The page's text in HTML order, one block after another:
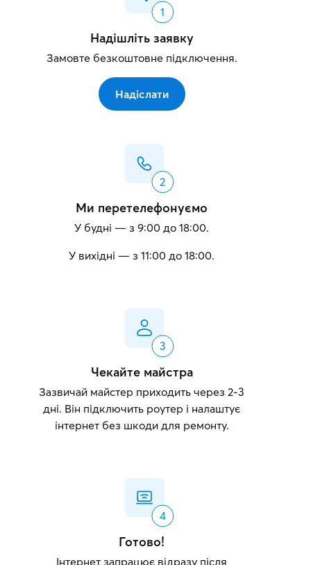
Надішліть заявку
Замовте безкоштовне підключення.
Надіслати
Ми перетелефонуємо
У будні — з 9:00 до 18:00.
У вихідні — з 11:00 до 18:00.
Чекайте майстра
Зазвичай майстер приходить через 2-3
дні. Він підключить роутер і налаштує
інтернет без шкоди для ремонту.
Готово!
Інтернет запрацює відразу після